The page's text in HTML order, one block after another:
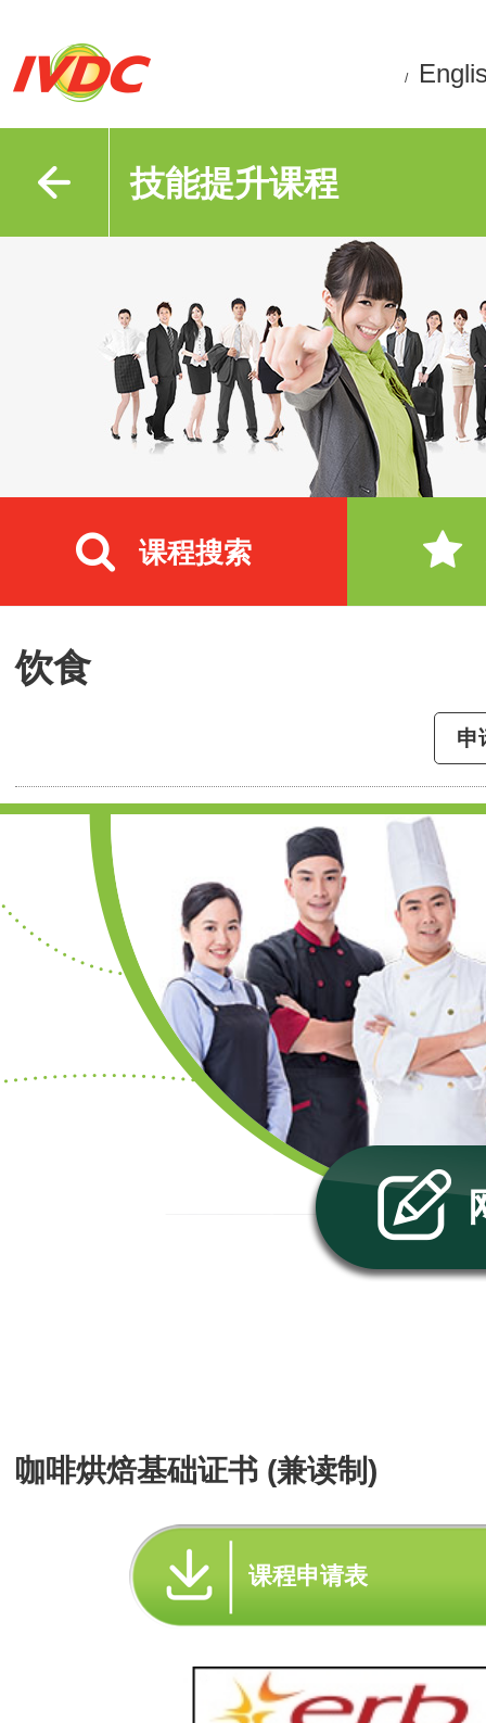
/
技能提升课程
课程搜索
饮食
申
咖啡烘焙基础证书 (兼读制)
课程申请表